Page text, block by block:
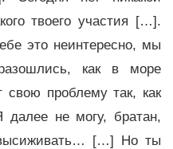
твоего участия […].
это неинтересно, мы
как в море
проблему так, как
не могу, братан,
[…] Но ты